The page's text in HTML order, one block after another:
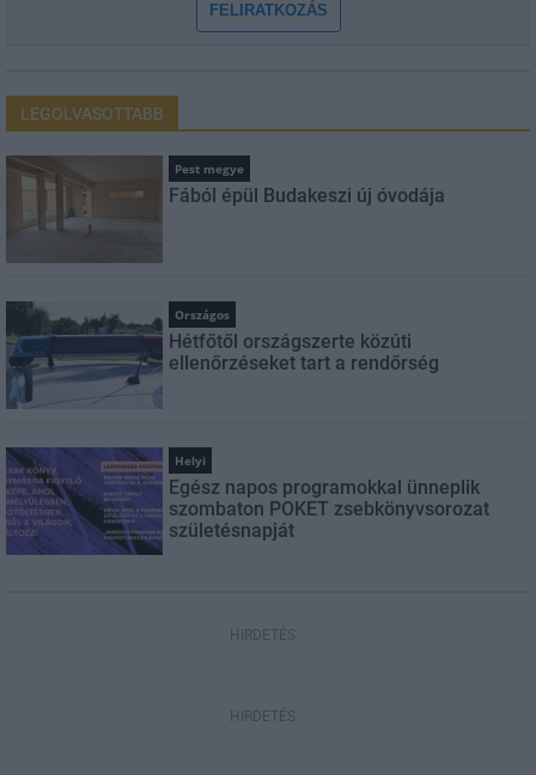
FELIRATKOZÁS
LEGOLVASOTTABB
Pest megye
Fából épül Budakeszi új óvodája
Országos
Hétfőtől országszerte közúti
ellenőrzéseket tart a rendőrség
Helyi
Egész napos programokkal ünneplik
szombaton POKET zsebkönyvsorozat
születésnapját
HIRDETÉS
HIRDETÉS